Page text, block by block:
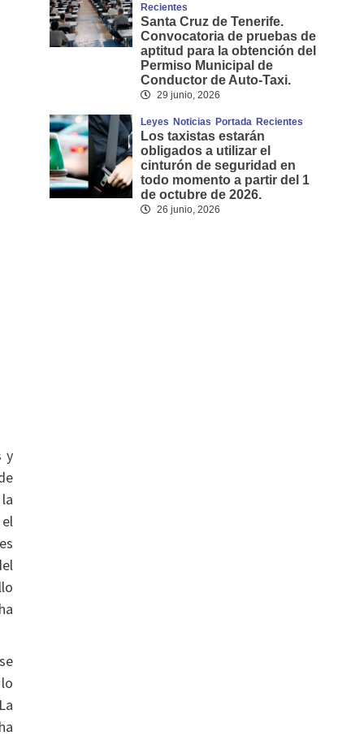
y
Recientes
Santa Cruz de Tenerife.
Convocatoria de pruebas de
aptitud para la obtención del
Permiso Municipal de
Conductor de Auto-Taxi.
29 junio, 2026
Leyes Noticias Portada Recientes
Los taxistas estarán
obligados a utilizar el
cinturón de seguridad en
todo momento a partir del 1
de octubre de 2026.
26 junio, 2026